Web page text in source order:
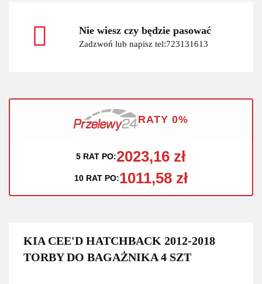
Nie wiesz czy będzie pasować
Zadzwoń lub napisz tel:723131613
RATY 0%
5 RAT PO:2023,16 zł
10 RAT PO:1011,58 zł
KIA CEE'D HATCHBACK 2012-2018
TORBY DO BAGAŻNIKA 4 SZT